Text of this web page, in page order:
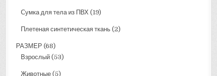
Сумка для тела из ПВХ (19)
Плетеная синтетическая ткань (2)
РАЗМЕР (68)
Взрослый (53)
Животные (5)